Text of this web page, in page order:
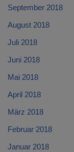
September 2018
August 2018
Juli 2018
Juni 2018
Mai 2018
April 2018
März 2018
Februar 2018
Januar 2018